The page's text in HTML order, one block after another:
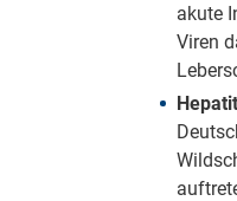
akute
Viren